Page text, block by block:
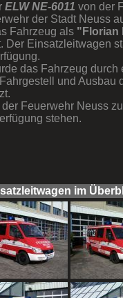
ELW NE-6011 von der
der Stadt Neuss
Fahrzeug als "Florian
Der Einsatzleitwagen
das Fahrzeug durch
und
Feuerwehr Neuss
stehen.
im